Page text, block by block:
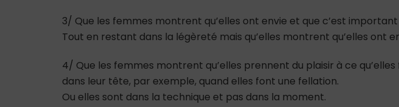
3/ Que les femmes montrent qu’elles ont envie et que c’est important
Tout en restant dans la légèreté mais qu’elles montrent qu’elles ont
4/ Que les femmes montrent qu’elles prennent du plaisir à ce
dans leur tête, par exemple, quand elles font une fellation.
Ou elles sont dans la technique et pas dans la moment.